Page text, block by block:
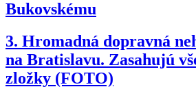
Bukovskému
3. Hromadná dopravná
na Bratislavu. Zasahujú
zložky (FOTO)